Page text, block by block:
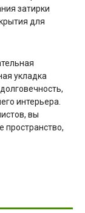
затирки
для
укладка
интерьера.
вы
пространство,